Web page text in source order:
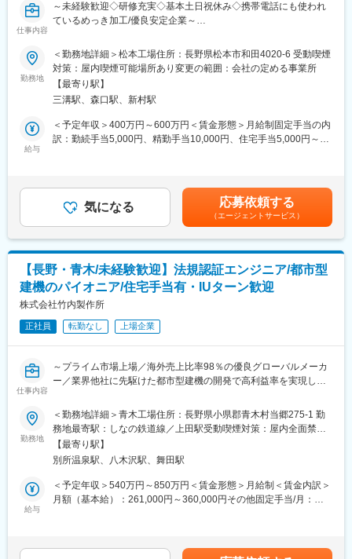
位に応じて給与UP！
・専門教育機関で技術取得が目指せる！
■当社だからこそ実現できるエンジニアとしての未来がある：
＜お取引社数3,900社＞
同業他社と比較をしても圧倒的なお取引社数を誇る当社。
当社独占のプロジェクトも多数あり、当社だからこそ挑戦できる
仕事があります。
＜キャリアドック制度＞
同業他社では希望する仕事があっても、会社の都合で挑戦できな
す。
エンジニアの遣り甲斐を大切にする当社だからこその取り組みで
エンジニアの方を対象に社内でのキャリアチェンジを支援する制
度です。
転職をする必要なく、社内での新しいキャリアを形成し、貴方の
エンジニアとしての可能性を広げる事が可能です。
変更の範囲：本文参照
仕事内容
～未経験歓迎◇研修充実◇基本土日祝休み◇携帯電話にも使われ
ているめっき加工/優良安定企業～
■担当業務：
松本工場にて、めっき製品の検査、品質保証に関する業務を統括
いただきまます。
・受入検査・最終検査業務
・顧客との品質に関する打合せ等
・試作品、量産試作品の評価試験
・製品の出荷許可関連業務
コネクタやスイッチなどの電子部材になります。
※コネクタとは：携帯電話，DVD，液晶型テレビ，PCなどの電子
部品用接点部分（コネクターやスイッチなど）に施されている材
い身近な製品に使用されています。
■教育体制：
入社後は、OJT業務になりますのでご安心して働けます。（半年
～1年）
若手社員が多く、コミュニケーションも取りやすく、質問しやす
い風土です。
確かなスキルを持つ優秀な先輩が集まったチーム制で連携を取り
ながら業務を行っています
こちらの配属先は、43名で構成されております。【主任3名 係
長5名 課長1名 工場長1名 メンバー33名】
松本工場は平均28歳と若手の方が活躍している環境になります。
また、メンバークラスはすべて未経験の方からのスタートですの
■働く環境について：
勤務地
＜勤務地詳細＞松本工場住所：長野県松本市和田4020-6 受動喫煙
対策：屋内喫煙可能場所あり変更の範囲：会社の定める事業所
【最寄り駅】
三溝駅、森口駅、新村駅
給与
＜予定年収＞400万円～600万円＜賃金形態＞月給制固定手当の内
訳：勤続手当5,000円、精勤手当10,000円、住宅手当5,000円～
績）■昇給：平均9,600円■補足：・条件は現職の年収を考慮して
提示をします。・住宅手当は規定に応じて金額決定。実家住まい
の方でも支給対象。賃金はあくまでも目安の金額であり、選考を
通じて上下する可能性があります。月給(月額)は固定手当を含めた
表記です。
気になる 応募依頼する
（エージェントサービス）
【長野・青木/未経験歓迎】法規認証エンジニア/都市型
建機のパイオニア/住宅手当有・IUターン歓迎
株式会社竹内製作所
正社員 転勤なし 上場企業
仕事内容
～プライム市場上場／海外売上比率98％の優良グローバルメーカ
ー／業界他社に先駆けた都市型建機の開発で高利益率を実現して
■業務内容：
グローバル市場で求められる法規・規格を調査し、自社製品の安
全要件や適合性を整理・評価します。
新規法規は自ら内容を理解し、影響分析と社内方針案を作成。必
要に応じて外部専門家へ確認を依頼します。
開発部門と連携し、安全評価資料の整備、試験計画立案、適合確
・担当業務の専門性を深めて、プロフェッショナルとして活躍し
勤務地
＜勤務地詳細＞青木工場住所：長野県小県郡青木村当郷275-1 勤
務地最寄駅：しなの鉄道線／上田駅受動喫煙対策：屋内全面禁煙
変更の範囲：会社の定める事業所
【最寄り駅】
別所温泉駅、八木沢駅、舞田駅
給与
＜予定年収＞540万円～850万円＜賃金形態＞月給制＜賃金内訳＞
月額（基本給）：261,000円～360,000円その他固定手当/月：
■前年度賞与実績6.5ヵ月賃金はあくまでも目安の金額であり、選